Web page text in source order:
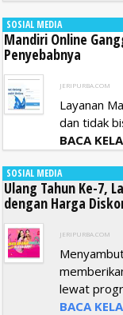
SOSIAL MEDIA
Mandiri Online
Penyebabnya
JERIPURBA.COM
Layanan
dan tidak
BACA
SOSIAL MEDIA
Ulang Tahun Ke-7,
dengan Harga
JERIPURBA.COM
lewat
BACA